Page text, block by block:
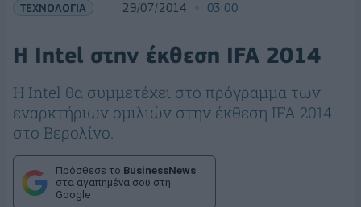
ΤΕΧΝΟΛΟΓΙΑ 29/07/2014 03:00
Η Intel στην έκθεση IFA 2014
Η Intel θα συμμετέχει στο πρόγραμμα των
εναρκτήριων ομιλιών στην έκθεση IFA 2014
στο Βερολίνο.
Πρόσθεσε το BusinessNews
στα αγαπημένα σου στη
Google